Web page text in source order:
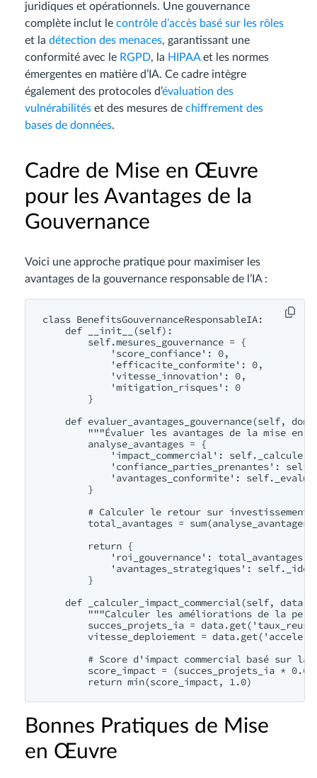
juridiques et opérationnels. Une gouvernance
complète inclut le contrôle d’accès basé sur les rôles
et la détection des menaces, garantissant une
conformité avec le RGPD, la HIPAAet les normes
émergentes en matière d’IA. Ce cadre intègre
également des protocoles d’évaluation des
vulnérabilités et des mesures de chiffrement des
bases de données.
Cadre de Mise en Œuvre
pour les Avantages de la
Gouvernance
Voici une approche pratique pour maximiser les
avantages de la gouvernance responsable de l’IA :
class BenefitsGouvernanceResponsableIA:
    def __init__(self):
        self.mesures_gouvernance = {
            'score_confiance': 0,
            'efficacite_conformite': 0,
            'vitesse_innovation': 0,
            'mitigation_risques': 0
        }
def evaluer_avantages_gouvernance(self,
"""Évaluer les avantages de la mise en
        analyse_avantages = {
'impact_commercial':
'confiance_parties_prenantes':
'avantages_conformite':
        }
# Calculer le retour sur investissement
total_avantages =
        return {
            'roi_gouvernance': total_avantages,
'avantages_strategiques':
        }
    def _calculer_impact_commercial(self, data):
"""Calculer les améliorations de la
succes_projets_ia =
vitesse_deploiement =
# Score d'impact commercial basé sur la
score_impact = (succes_projets_ia * 0.6
Bonnes Pratiques de Mise
en Œuvre